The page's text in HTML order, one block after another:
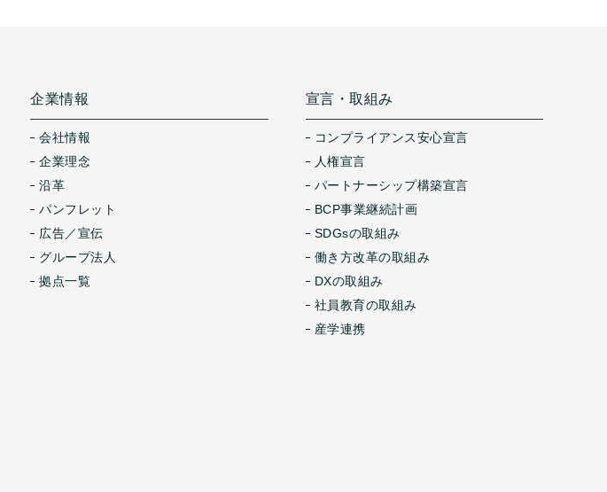
企業情報
会社情報
企業理念
沿革
パンフレット
広告／宣伝
グループ法人
拠点一覧
宣言・取組み
コンプライアンス安心宣言
人権宣言
パートナーシップ構築宣言
BCP事業継続計画
SDGsの取組み
働き方改革の取組み
DXの取組み
社員教育の取組み
産学連携